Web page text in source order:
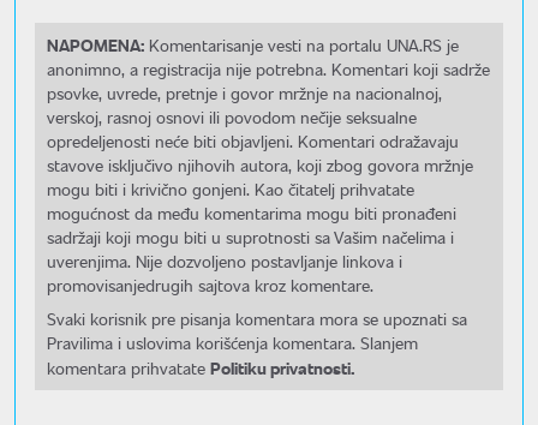
NAPOMENA: Komentarisanje vesti na portalu UNA.RS je
anonimno, a registracija nije potrebna. Komentari koji sadrže
psovke, uvrede, pretnje i govor mržnje na nacionalnoj,
verskoj, rasnoj osnovi ili povodom nečije seksualne
opredeljenosti neće biti objavljeni. Komentari odražavaju
stavove isključivo njihovih autora, koji zbog govora mržnje
mogu biti i krivično gonjeni. Kao čitatelj prihvatate
mogućnost da među komentarima mogu biti pronađeni
sadržaji koji mogu biti u suprotnosti sa Vašim načelima i
uverenjima. Nije dozvoljeno postavljanje linkova i
promovisanjedrugih sajtova kroz komentare.
Svaki korisnik pre pisanja komentara mora se upoznati sa
Pravilima i uslovima korišćenja komentara. Slanjem
komentara prihvatate Politiku privatnosti.